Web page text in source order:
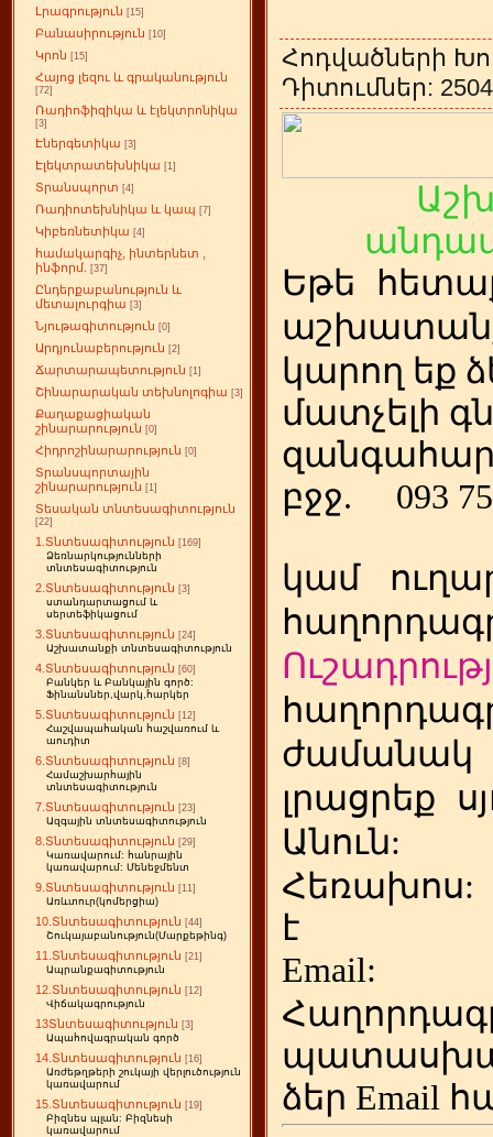
Լրագրություն [15]
Բանասիրություն [10]
Կրոն [15]
Հայոց լեզու և գրականություն
[72]
Ռադիոֆիզիկա և էլեկտրոնիկա
[3]
Էներգետիկա [3]
Էլեկտրատեխնիկա [1]
Տրանսպորտ [4]
Ռադիոտեխնիկա և կապ [7]
Կիբեռնետիկա [4]
համակարգիչ, ինտերնետ ,
ինֆորմ.
[37]
Ընդերքաբանություն և
մետալուրգիա [3]
Նյութագիտություն [0]
Արդյունաբերություն [2]
Ճարտարապետություն [1]
Շինարարական տեխնոլոգիա [3]
Քաղաքացիական
շինարարություն [0]
Հիդրոշինարարություն [0]
Տրանսպորտային
շինարարություն [1]
Տեսական տնտեսագիտություն
[22]
1.Տնտեսագիտություն [169]
Ձեռնարկությունների
տնտեսագիտություն
2.Տնտեսագիտություն [3]
ստանդարտացում և
սերտեֆիկացում
3.Տնտեսագիտություն [24]
Աշխատանքի տնտեսագիտություն
4.Տնտեսագիտություն [60]
Բանկեր և Բանկային գործ:
Ֆինանսներ,վարկ,հարկեր
5.Տնտեսագիտություն [12]
Հաշվապահական հաշվառում և
աուդիտ
6.Տնտեսագիտություն [8]
Համաշխարհային
տնտեսագիտություն
7.Տնտեսագիտություն [23]
Ազգային տնտեսագիտություն
8.Տնտեսագիտություն [29]
Կառավարում: հանրային
կառավարում: Մենեջմենտ
9.Տնտեսագիտություն [11]
Առևտուր(կոմերցիա)
10.Տնտեսագիտություն [44]
Շուկայաբանություն(Մարքեթինգ)
11.Տնտեսագիտություն [21]
Ապրանքագիտություն
12.Տնտեսագիտություն [12]
Վիճակագրություն
13Տնտեսագիտություն [3]
Ապահովագրական գործ
14.Տնտեսագիտություն [16]
Առժեթղթերի շուկայի վերլուծություն
կառավարում
15.Տնտեսագիտություն [19]
Բիզնես պլան: Բիզնեսի
կառավարում
Հոդվածների
Դիտումներ:
Եթե հ
կարող եք
մատչելի
բջջ.
093
կամ
ժամանակ
լրացրեք
Անուն:
Հեռախոս
է
ձեր Email